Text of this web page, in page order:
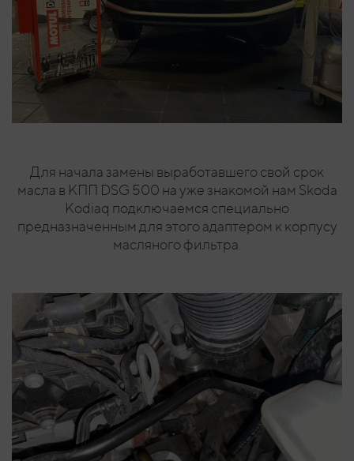
Для начала замены выработавшего свой срок
масла в КПП DSG 500 на уже знакомой нам Skoda
Kodiaq подключаемся специально
предназначенным для этого адаптером к корпусу
масляного фильтра.